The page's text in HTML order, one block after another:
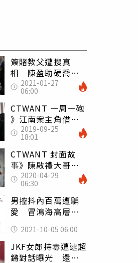
簽賭教父遭搜真
相 陳盈助硬喬綁
架案出代誌
2021-01-27
06:00
CTWANT 一周一砲
》江南案主角借貸
度日 吳敦泣訴長
子吞2.5億棄養
2019-09-25
18:01
CTWANT 封面故
事》陳啟禮大哥掉
漆 97歲老翁為三
千萬房產渉家暴鬧
離婚
2020-04-29
06:30
男控抖內百萬遭騙
愛 冒鴻海高層欲
2021-10-05 06:00
JKF女郎持毒遭逮超
鏘對話曝光 還因